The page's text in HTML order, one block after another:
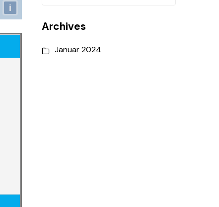
Archives
Januar 2024